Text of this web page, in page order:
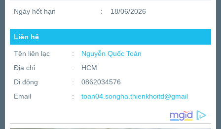
Ngày hết hạn : 18/06/2026
Liên hệ
Tên liên lạc :
Nguyễn Quốc Toản
Địa chỉ
:
HCM
Di động
:
0862034576
Email
: toan04.songha.thienkhoitd@gmail